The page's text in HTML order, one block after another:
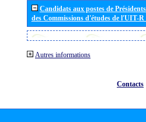
Candidats aux postes de
des Commissions d'études de l'UIT-
Autres informations
Contacts